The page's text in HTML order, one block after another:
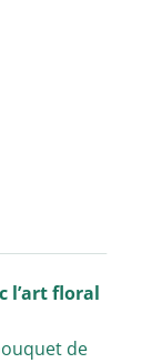
l’art floral
de